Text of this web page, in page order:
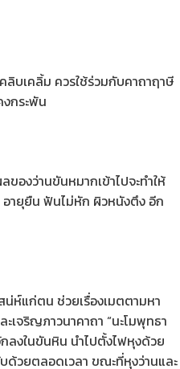
ลิบเคลิ้ม ควรใช้ร่วมกับคาถาฤาษี
งกระพัน
องว่านขันหมากเข้าไปจะทำให้
อายุยืน ฟันไม่หัก ผิวหนังตึง อีก
น่ห์แก่ตน ช่วยเรื่องเมตตามหา
เจริญภาวนาคาถา “นะโมพุทธา
กลงในขันหิน นำไปตั้งไฟหุงด้วย
ด้วยตลอดเวลา ขณะที่หุงว่านและ